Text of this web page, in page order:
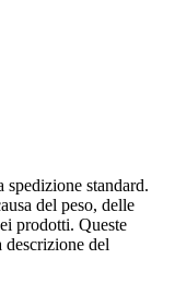
standard.
del peso, delle
prodotti. Queste
del